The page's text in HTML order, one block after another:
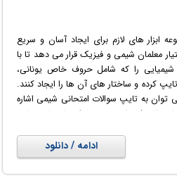
ابزار های لازم برای ایجاد آسان و سریع
معلمان شیمی و فیزیک قرار می دهد تا با
را که شامل حروف خاص یونانی،
کرده و ساختار های آن ها را ایجاد کنند.
توان به تایپ سوالات امتحانی شیمی اشاره
های شیمیایی، نمی توان با برنامه هایی
ادامه / دانلود